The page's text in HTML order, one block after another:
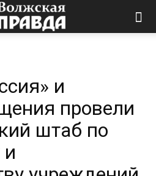
и
провели
штаб по
и